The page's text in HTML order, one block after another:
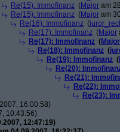
Re(15): Immofinanz (Major am
Re(15): Immofinanz (Major am
Re(16): Immofinanz (
Re(17): Immofinanz (Major
Re(17): Immofinanz (Major
Re(18): Immofinanz (
Re(19): Immofinanz (
Re(20):
Re(21):
Re(22):
Re(23):
16:00:58)
10:43:56)
12:47:19)